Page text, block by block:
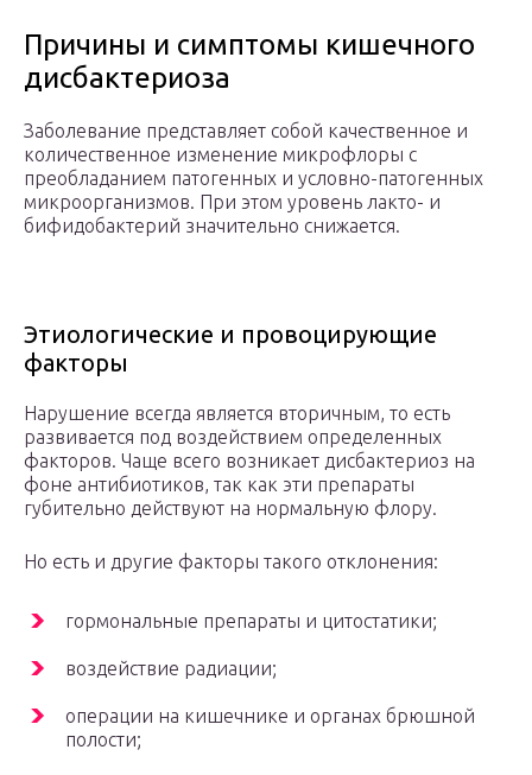
Причины и симптомы кишечного
дисбактериоза
Заболевание представляет собой качественное и
количественное изменение микрофлоры с
преобладанием патогенных и условно-патогенных
микроорганизмов. При этом уровень лакто- и
бифидобактерий значительно снижается.
Этиологические и провоцирующие
факторы
Нарушение всегда является вторичным, то есть
развивается под воздействием определенных
факторов. Чаще всего возникает дисбактериоз на
фоне антибиотиков, так как эти препараты
губительно действуют на нормальную флору.
Но есть и другие факторы такого отклонения:
гормональные препараты и цитостатики;
воздействие радиации;
операции на кишечнике и органах брюшной
полости;